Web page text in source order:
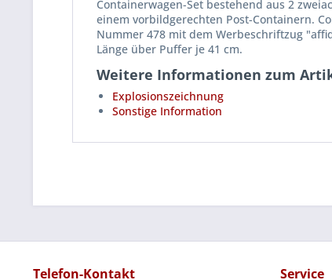
Containerwagen-Set bestehend aus 2
einem vorbildgerechten Post-Containern.
Nummer 478 mit dem Werbeschriftzug
Länge über Puffer je 41 cm.
Weitere Informationen zum
Explosionszeichnung
Sonstige Information
Telefon-Kontakt Service